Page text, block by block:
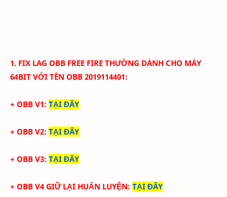
1. FIX LAG OBB FREE FIRE THƯỜNG DÀNH CHO MÁY
64BIT VỚI TÊN OBB 2019114401:
+ OBB V1: TẠI ĐÂY
+ OBB V2: TẠI ĐÂY
+ OBB V3: TẠI ĐÂY
+ OBB V4 GIỮ LẠI HUẤN LUYỆN: TẠI ĐÂY